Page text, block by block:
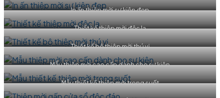
In ấn thiệp mời sự kiện đẹp
Thiết kế thiệp mời độc lạ
Thiết kế bộ thiệp mời thú vị
Mẫu thiệp mời cao cấp dành cho sự kiện
Mẫu thiết kế thiệp mời trong suốt